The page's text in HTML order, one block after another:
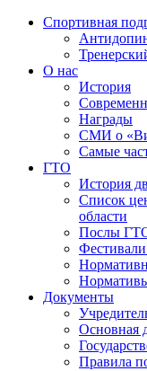
Спортивная
О нас
История
Награды
СМИ о
Самые
ГТО
История
Список
области
Послы ГТО
Документы
Основная
Правила